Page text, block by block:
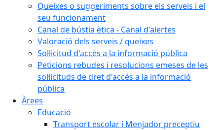
Queixes o suggeriments sobre els serveis i el
seu funcionament
Canal de bústia ètica - Canal d'alertes
Valoració dels serveis / queixes
Sol·licitud d'accés a la informació pública
Peticions rebudes i resolucions emeses de les
sol·licituds de dret d'accés a la informació
pública
Àrees
Educació
Transport escolar i Menjador preceptiu